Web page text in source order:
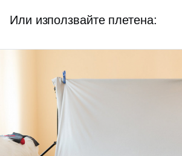
Или използвайте плетена: